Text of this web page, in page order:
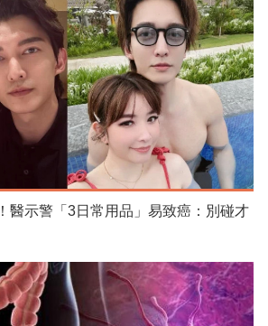
醫示警「3日常用品」易致癌：別碰才